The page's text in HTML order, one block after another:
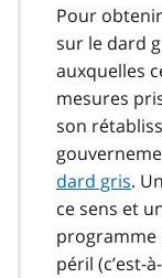
Pour
sur le dard
auxquelles
mesures
son
dard gris.
ce sens et
programme
péril (c’est-